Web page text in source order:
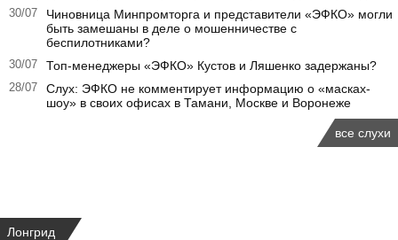
30/07
Чиновница Минпромторга и представители «ЭФКО» могли
быть замешаны в деле о мошенничестве с
беспилотниками?
30/07 Топ-менеджеры «ЭФКО» Кустов и Ляшенко задержаны?
28/07
Слух: ЭФКО не комментирует информацию о «масках-
шоу» в своих офисах в Тамани, Москве и Воронеже
все слухи
Лонгрид